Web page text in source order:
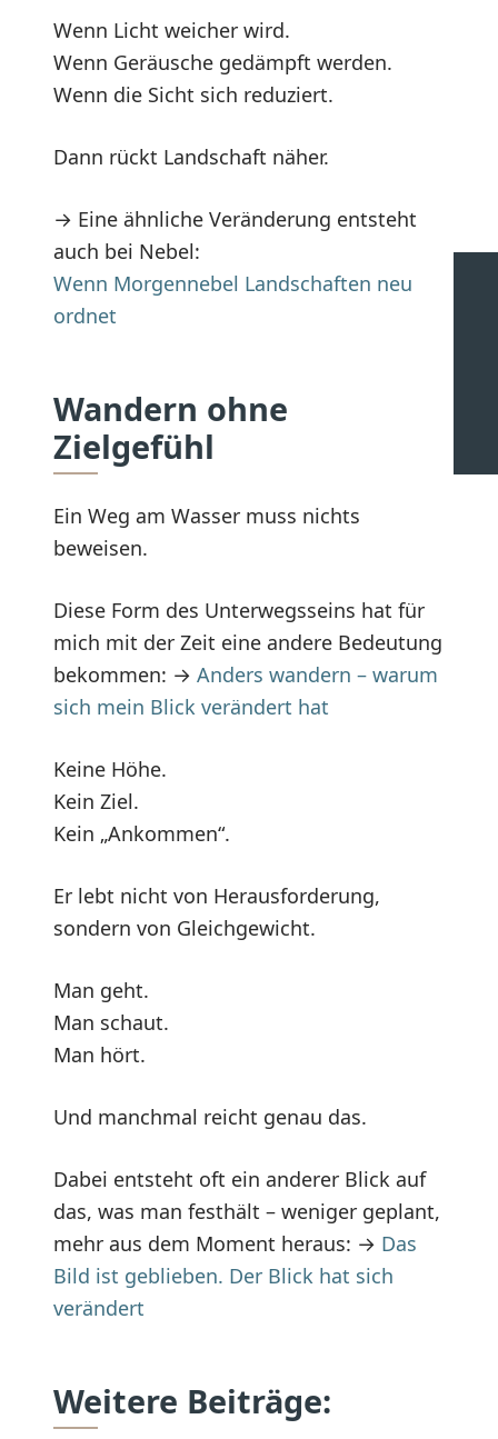
Wenn Licht weicher wird.
Wenn Geräusche gedämpft werden.
Wenn die Sicht sich reduziert.
Dann rückt Landschaft näher.
→ Eine ähnliche Veränderung entsteht
auch bei Nebel:
Wenn Morgennebel Landschaften neu
ordnet
Wandern ohne
Zielgefühl
Ein Weg am Wasser muss nichts
beweisen.
Diese Form des Unterwegsseins hat für
mich mit der Zeit eine andere Bedeutung
bekommen: → Anders wandern – warum
sich mein Blick verändert hat
Keine Höhe.
Kein Ziel.
Kein „Ankommen“.
Er lebt nicht von Herausforderung,
sondern von Gleichgewicht.
Man geht.
Man schaut.
Man hört.
Und manchmal reicht genau das.
Dabei entsteht oft ein anderer Blick auf
das, was man festhält – weniger geplant,
mehr aus dem Moment heraus: → Das
Bild ist geblieben. Der Blick hat sich
verändert
Weitere Beiträge: